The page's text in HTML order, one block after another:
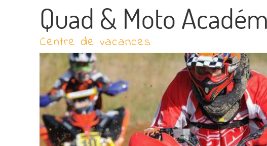
Quad & Moto
Centre de vacances